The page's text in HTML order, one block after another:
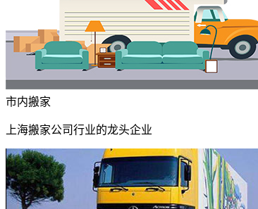
市内搬家
上海搬家公司行业的龙头企业